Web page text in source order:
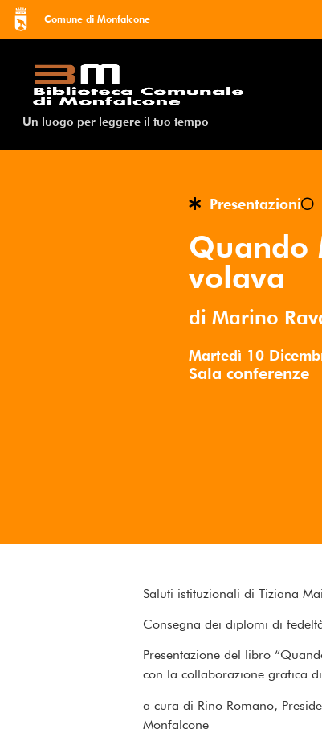
Comune di Monfalcone
Un luogo per leggere il tuo tempo
Presentazioni
Quando
volava
di Marino
Martedì 10
Sala conferenze
Saluti istituzionali di Tiziana
Consegna dei diplomi di
Presentazione del libro
con la collaborazione grafica
a cura di Rino Romano,
Monfalcone